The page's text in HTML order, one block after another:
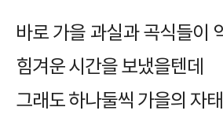
바로 가을 과실과 곡식들이
힘겨운 시간을 보냈을텐데
그래도 하나둘씩 가을의 자